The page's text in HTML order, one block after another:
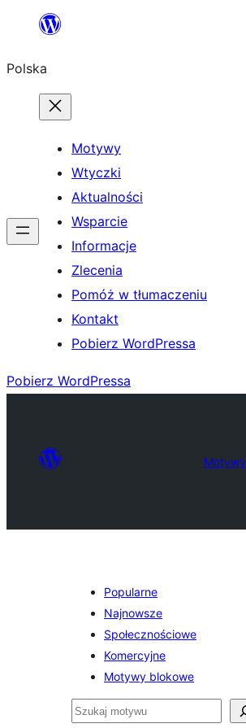
Przejdź
treści
Polska
Motywy
Wtyczki
Aktualności
Wsparcie
Informacje
Zlecenia
Pomóż w tłumaczeniu
Kontakt
Pobierz WordPressa
Pobierz WordPressa
Motywy
Popularne
Najnowsze
Społecznościowe
Komercyjne
Motywy blokowe
Szukaj